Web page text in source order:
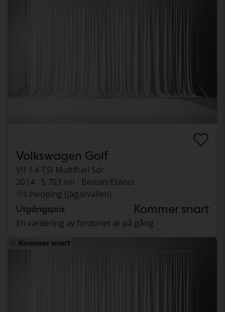
Volkswagen Golf
VII 1.4 TSI Multifuel 5dr
2014
5 703 mil
Bensin/Etanol
Linköping (Jägarvallen)
Utgångspris Kommer snart
En värdering av fordonet är på gång
Kommer snart